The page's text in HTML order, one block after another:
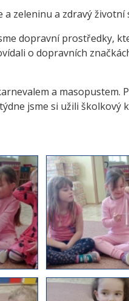
zeleninu a zdravý životní
dopravní prostředky,
o dopravních
a
jsme si užili školkový